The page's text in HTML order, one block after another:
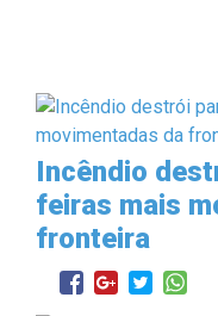
Incêndio
feiras mais
fronteira